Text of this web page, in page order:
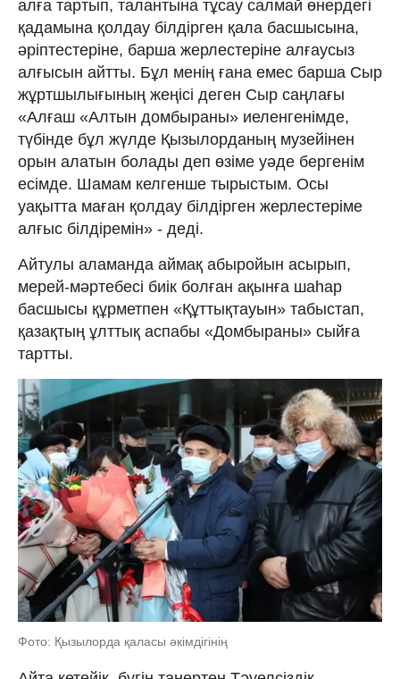
алға тартып, талантына тұсау салмай өнердегі
қадамына қолдау білдірген қала басшысына,
әріптестеріне, барша жерлестеріне алғаусыз
алғысын айтты. Бұл менің ғана емес барша Сыр
жұртшылығының жеңісі деген Сыр саңлағы
«Алғаш «Алтын домбыраны» иеленгенімде,
түбінде бұл жүлде Қызылорданың музейінен
орын алатын болады деп өзіме уәде бергенім
есімде. Шамам келгенше тырыстым. Осы
уақытта маған қолдау білдірген жерлестеріме
алғыс білдіремін» - деді.
Айтулы аламанда аймақ абыройын асырып,
мерей-мәртебесі биік болған ақынға шаһар
басшысы құрметпен «Құттықтауын» табыстап,
қазақтың ұлттық аспабы «Домбыраны» сыйға
тартты.
Фото: Қызылорда қаласы әкімдігінің